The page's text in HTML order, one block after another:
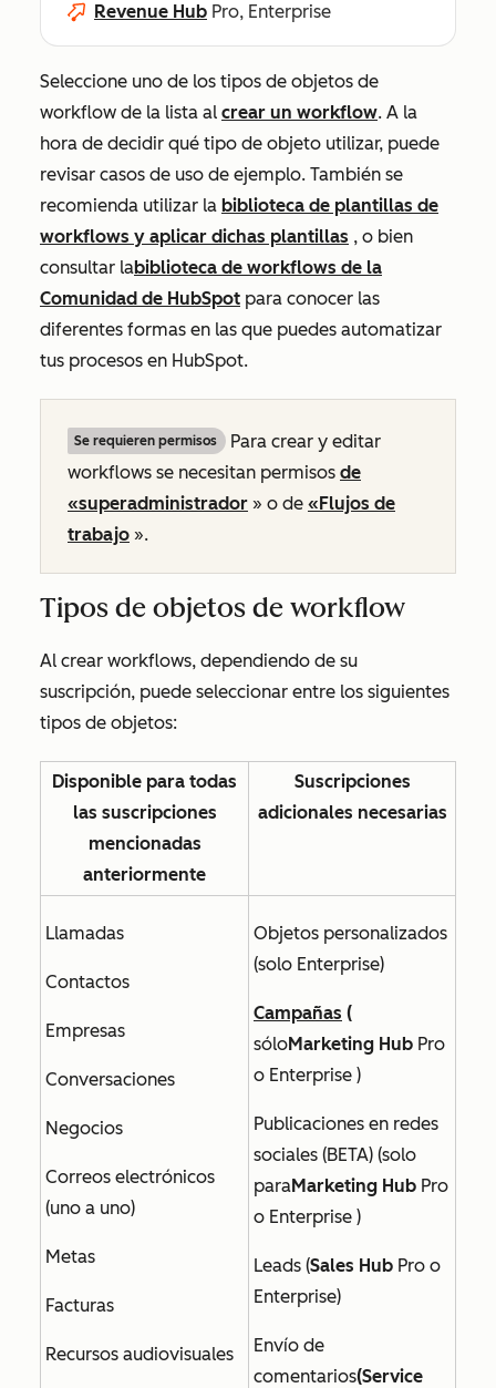
Revenue Hub Pro, Enterprise
Seleccione uno de los tipos de objetos de
workflow de la lista al crear un workflow. A la
hora de decidir qué tipo de objeto utilizar, puede
revisar casos de uso de ejemplo. También se
recomienda utilizar la biblioteca de plantillas de
workflows y aplicar dichas plantillas , o bien
consultar labiblioteca de workflows de la
Comunidad de HubSpot para conocer las
diferentes formas en las que puedes automatizar
tus procesos en HubSpot.
Se requieren permisos
Para crear y editar
workflows se necesitan permisos de
«superadministrador » o de «Flujos de
trabajo ».
Tipos de objetos de workflow
Al crear workflows, dependiendo de su
suscripción, puede seleccionar entre los siguientes
tipos de objetos:
Disponible para todas
las suscripciones
mencionadas
anteriormente
Suscripciones
adicionales necesarias
Llamadas
Contactos
Empresas
Conversaciones
Negocios
Correos electrónicos
(uno a uno)
Metas
Facturas
Recursos audiovisuales
Objetos personalizados
(solo Enterprise)
Campañas (
sóloMarketing Hub Pro
o Enterprise )
Publicaciones en redes
sociales (BETA) (solo
paraMarketing Hub Pro
o Enterprise )
Leads (Sales Hub Pro o
Enterprise)
Envío de
comentarios(Service